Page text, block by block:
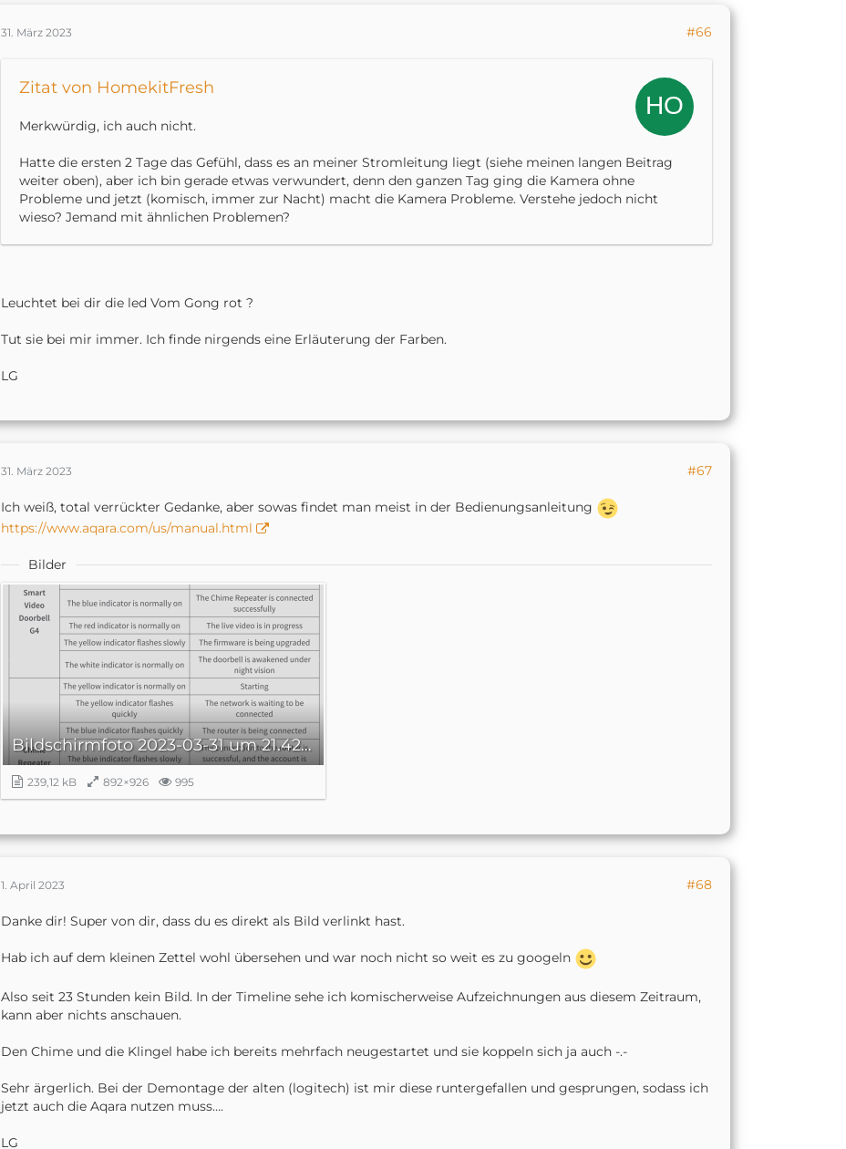
31. März 2023 #66
Zitat von HomekitFresh
Merkwürdig, ich auch nicht.
Hatte die ersten 2 Tage das Gefühl, dass es an meiner Stromleitung liegt (siehe meinen langen Beitrag
weiter oben), aber ich bin gerade etwas verwundert, denn den ganzen Tag ging die Kamera ohne
Probleme und jetzt (komisch, immer zur Nacht) macht die Kamera Probleme. Verstehe jedoch nicht
wieso? Jemand mit ähnlichen Problemen?
Leuchtet bei dir die led Vom Gong rot ?
Tut sie bei mir immer. Ich finde nirgends eine Erläuterung der Farben.
LG
31. März 2023 #67
Ich weiß, total verrückter Gedanke, aber sowas findet man meist in der Bedienungsanleitung
https://www.aqara.com/us/manual.html
Bilder
Bildschirm­foto 2023-03-31 um 21.42.01.png
239,12 kB 892×926 995
1. April 2023 #68
Danke dir! Super von dir, dass du es direkt als Bild verlinkt hast.
Hab ich auf dem kleinen Zettel wohl übersehen und war noch nicht so weit es zu googeln
Also seit 23 Stunden kein Bild. In der Timeline sehe ich komischerweise Aufzeichnungen aus diesem Zeitraum,
kann aber nichts anschauen.
Den Chime und die Klingel habe ich bereits mehrfach neugestartet und sie koppeln sich ja auch -.-
Sehr ärgerlich. Bei der Demontage der alten (logitech) ist mir diese runtergefallen und gesprungen, sodass ich
jetzt auch die Aqara nutzen muss….
LG